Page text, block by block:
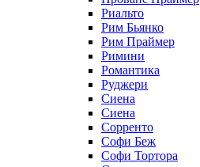
Риальто
Рим Бьянко
Рим Праймер
Римини
Романтика
Руджери
Сиена
Сиена
Сорренто
Софи Беж
Софи Тортора